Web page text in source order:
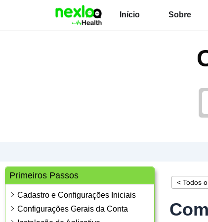
Início Sobre
Primeiros Passos
Cadastro e Configurações Iniciais
Configurações Gerais da Conta
< Todos